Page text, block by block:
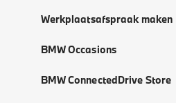
Werkplaatsafspraak maken
BMW Occasions
BMW ConnectedDrive Store